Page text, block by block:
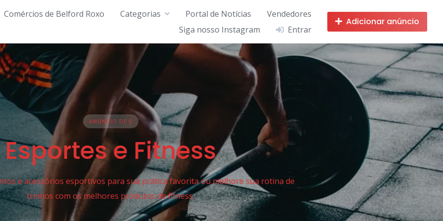
Comércios de Belford Roxo Categorias Portal de Notícias
Vendedores
Siga nosso Instagram
Entrar
Adicionar anúncio
ANÚNCIO DE 0
Esportes e Fitness
e acessórios esportivos para sua prática favorita ou melhore sua rotina de
treinos com os melhores produtos de fitness.